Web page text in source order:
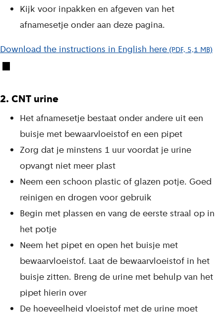
Kijk voor inpakken en afgeven van het
afnamesetje onder aan deze pagina.
Download the instructions in English here (PDF, 5,1 MB)
2. CNT urine
Het afnamesetje bestaat onder andere uit een
buisje met bewaarvloeistof en een pipet
Zorg dat je minstens 1 uur voordat je urine
opvangt niet meer plast
Neem een schoon plastic of glazen potje. Goed
reinigen en drogen voor gebruik
Begin met plassen en vang de eerste straal op in
het potje
Neem het pipet en open het buisje met
bewaarvloeistof. Laat de bewaarvloeistof in het
buisje zitten. Breng de urine met behulp van het
pipet hierin over
De hoeveelheid vloeistof met de urine moet